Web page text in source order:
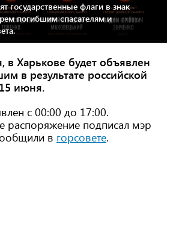
государственные флаги в знак
погибшим спасателям и
в Харькове будет объявлен
в результате российской
июня.
с 00:00 до 17:00.
распоряжение подписал мэр
в горсовете.